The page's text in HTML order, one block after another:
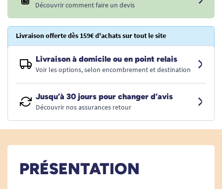
Découvrir comment faire un devis
Livraison offerte dès 159€ d'achats sur tout le site
Livraison à domicile ou en point relais
Voir les options, selon encombrement et destination
Jusqu’à 30 jours pour changer d’avis
Découvrir nos assurances retour
PRÉSENTATION